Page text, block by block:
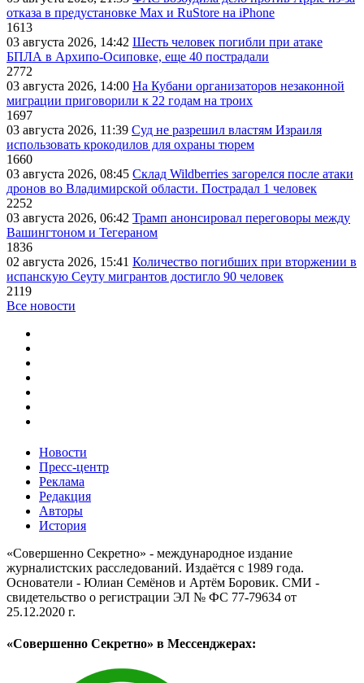
отказа в предустановке Max и RuStore на iPhone
1613
03 августа 2026, 14:42 Шесть человек погибли при атаке
БПЛА в Архипо-Осиповке, еще 40 пострадали
2772
03 августа 2026, 14:00 На Кубани организаторов незаконной
миграции приговорили к 22 годам на троих
1697
03 августа 2026, 11:39 Суд не разрешил властям Израиля
использовать крокодилов для охраны тюрем
1660
03 августа 2026, 08:45 Склад Wildberries загорелся после атаки
дронов во Владимирской области. Пострадал 1 человек
2252
03 августа 2026, 06:42 Трамп анонсировал переговоры между
Вашингтоном и Тегераном
1836
02 августа 2026, 15:41 Количество погибших при вторжении в
испанскую Сеуту мигрантов достигло 90 человек
2119
Все новости
Новости
Пресс-центр
Реклама
Редакция
Авторы
История
«Совершенно Секретно» - международное издание
журналистских расследований. Издаётся с 1989 года.
Основатели - Юлиан Семёнов и Артём Боровик. CМИ -
свидетельство о регистрации ЭЛ № ФС 77-79634 от
25.12.2020 г.
«Совершенно Секретно» в Мессенджерах: